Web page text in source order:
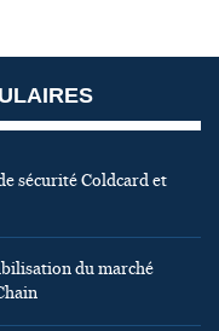
sécurité Coldcard et
du marché